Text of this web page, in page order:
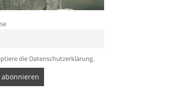
die Datenschutzerklärung.